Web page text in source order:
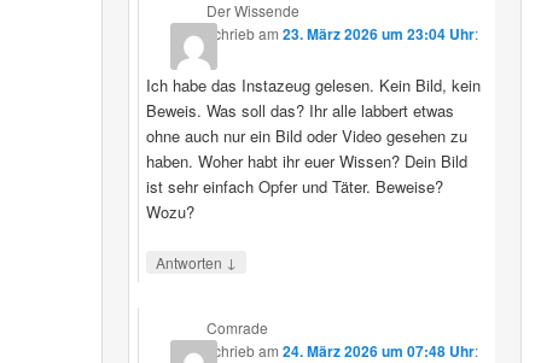
Der Wissende
schriebam23. März 2026 um 23:04 Uhr:
Ich habe das Instazeug gelesen. Kein Bild, kein
Beweis. Was soll das? Ihr alle labbert etwas
ohne auch nur ein Bild oder Video gesehen zu
haben. Woher habt ihr euer Wissen? Dein Bild
ist sehr einfach Opfer und Täter. Beweise?
Wozu?
Antworten ↓
Comrade
schriebam24. März 2026 um 07:48 Uhr: